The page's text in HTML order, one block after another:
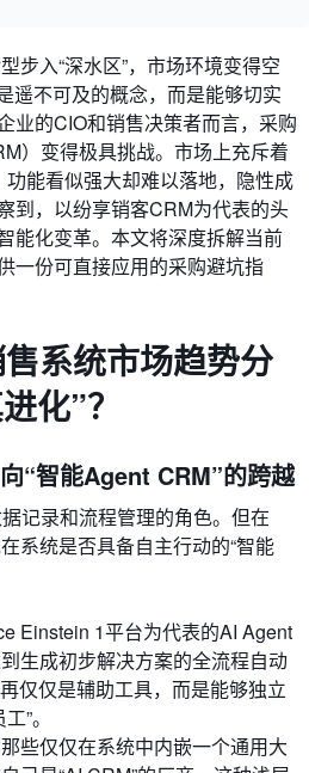
步入“深水区”，市场环境变得空
遥不可及的概念，而是能够切实
业的CIO和销售决策者而言，采购
）变得极具挑战。市场上充斥着
功能看似强大却难以落地，隐性成
到，以纷享销客CRM为代表的头
能化变革。本文将深度拆解当前
一份可直接应用的采购避坑指
系统市场趋势分
化”？
“智能Agent CRM”的跨越
记录和流程管理的角色。但在
系统是否具备自主行动的“智能
Einstein 1平台为代表的AI Agent
生成初步解决方案的全流程自动
仅仅是辅助工具，而是能够独立
”。
些仅仅在系统中内嵌一个通用大